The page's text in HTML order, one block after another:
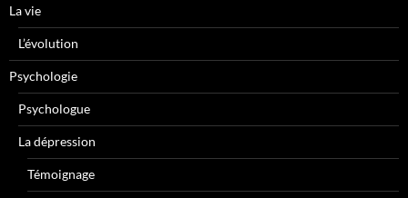
La vie
L’évolution
Psychologie
Psychologue
La dépression
Témoignage